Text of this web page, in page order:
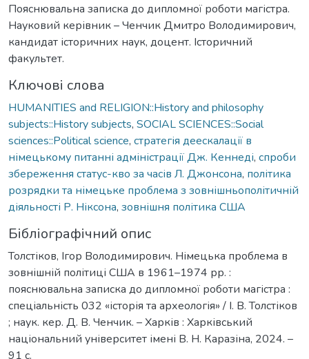
Пояснювальна записка до дипломної роботи магістра.
Науковий керівник – Ченчик Дмитро Володимирович,
кандидат історичних наук, доцент. Історичний
факультет.
Ключові слова
HUMANITIES and RELIGION::History and philosophy
subjects::History subjects, SOCIAL SCIENCES::Social
sciences::Political science, стратегія деескалації в
німецькому питанні адміністрації Дж. Кеннеді, спроби
збереження статус-кво за часів Л. Джонсона, політика
розрядки та німецьке проблема з зовнішньополітичній
діяльності Р. Ніксона, зовнішня політика США
Бібліографічний опис
Толстіков, Ігор Володимирович. Німецька проблема в
зовнішній політиці США в 1961–1974 рр. :
пояснювальна записка до дипломної роботи магістра :
спеціальність 032 «історія та археологія» / І. В. Толстіков
; наук. кер. Д. В. Ченчик. – Харків : Харківський
національний університет імені В. Н. Каразіна, 2024. –
91 с.